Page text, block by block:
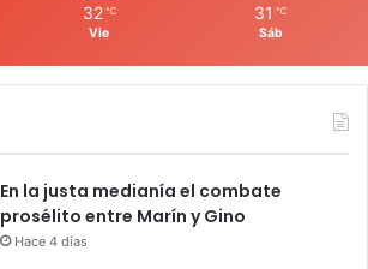
32 ℃
Vie
31 ℃
Sáb
En la justa medianía el combate
prosélito entre Marín y Gino
Hace 4 días